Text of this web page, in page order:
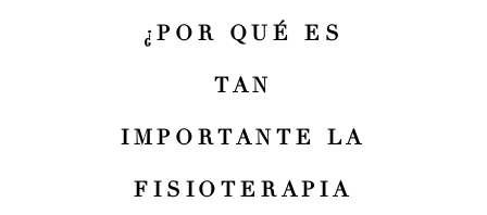
¿POR QUÉ ES
TAN
IMPORTANTE LA
FISIOTERAPIA